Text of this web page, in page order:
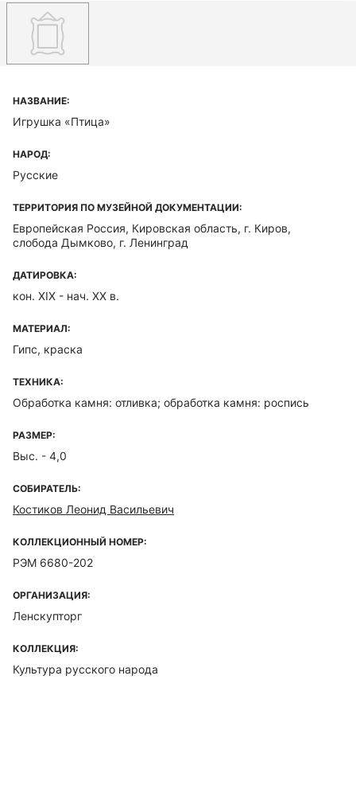
НАЗВАНИЕ:
Игрушка «Птица»
НАРОД:
Русские
ТЕРРИТОРИЯ ПО МУЗЕЙНОЙ ДОКУМЕНТАЦИИ:
Европейская Россия, Кировская область, г. Киров,
слобода Дымково, г. Ленинград
ДАТИРОВКА:
кон. XIX - нач. ХХ в.
МАТЕРИАЛ:
Гипс, краска
ТЕХНИКА:
Обработка камня: отливка; обработка камня: роспись
РАЗМЕР:
Выс. - 4,0
СОБИРАТЕЛЬ:
Костиков Леонид Васильевич
КОЛЛЕКЦИОННЫЙ НОМЕР:
РЭМ 6680-202
ОРГАНИЗАЦИЯ:
Ленскупторг
КОЛЛЕКЦИЯ:
Культура русского народа